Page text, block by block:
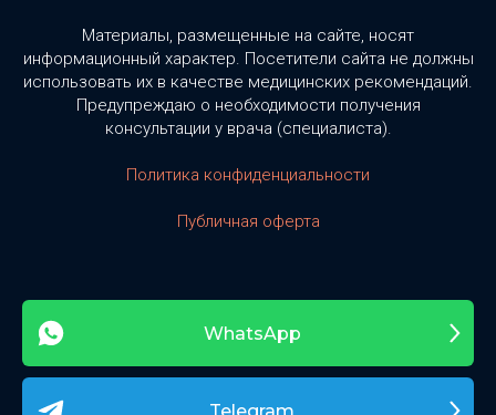
Материалы, размещенные на сайте, носят
информационный характер. Посетители сайта не должны
использовать их в качестве медицинских рекомендаций.
Предупреждаю о необходимости получения
консультации у врача (специалиста).
Политика конфиденциальности
Публичная оферта
WhatsApp
Telegram